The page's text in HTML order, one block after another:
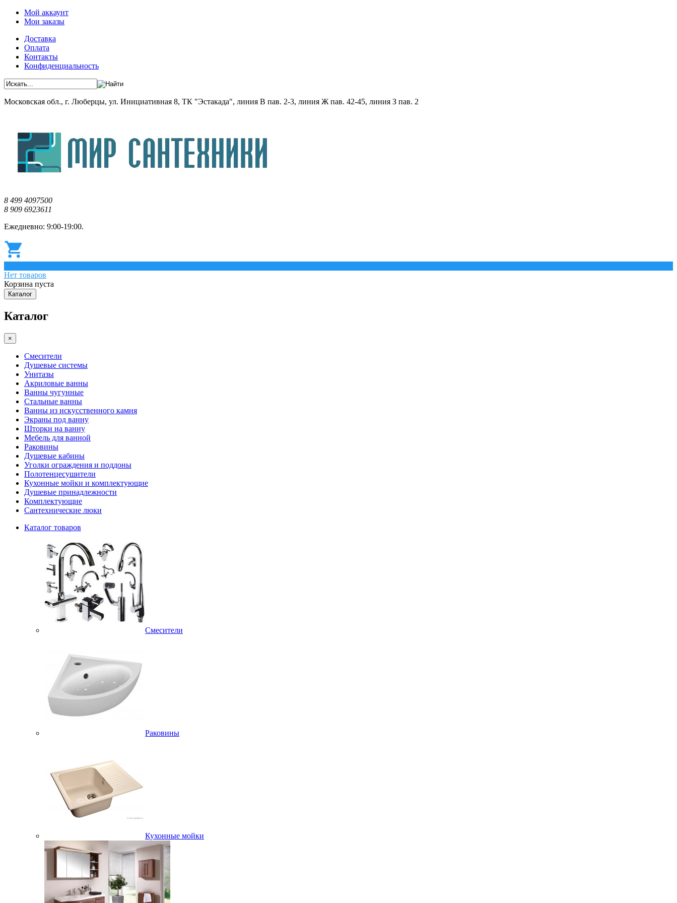
Мой аккаунт
Мои заказы
Доставка
Оплата
Контакты
Конфиденциальность
Московская обл., г. Люберцы, ул. Инициативная 8, ТК "Эстакада", линия В пав. 2-3, линия Ж пав. 42-45, линия З пав. 2
8 499 4097500
8 909 6923611
Ежедневно: 9:00-19:00.
Нет товаров
Корзина пуста
Каталог
Каталог
×
Смесители
Душевые системы
Унитазы
Акриловые ванны
Ванны чугунные
Стальные ванны
Ванны из искусственного камня
Экраны под ванну
Шторки на ванну
Мебель для ванной
Раковины
Душевые кабины
Уголки ограждения и поддоны
Полотенцесушители
Кухонные мойки и комплектующие
Душевые принадлежности
Комплектующие
Сантехнические люки
Каталог товаров
Смесители
Раковины
Кухонные мойки